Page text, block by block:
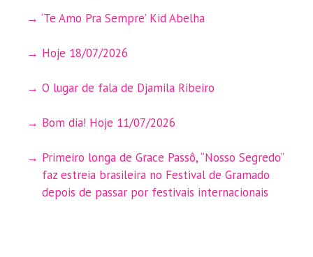
‘Te Amo Pra Sempre’ Kid Abelha
Hoje 18/07/2026
O lugar de fala de Djamila Ribeiro
Bom dia! Hoje 11/07/2026
Primeiro longa de Grace Passô, “Nosso Segredo”
faz estreia brasileira no Festival de Gramado
depois de passar por festivais internacionais